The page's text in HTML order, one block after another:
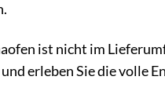
ist nicht im
erleben Sie die volle